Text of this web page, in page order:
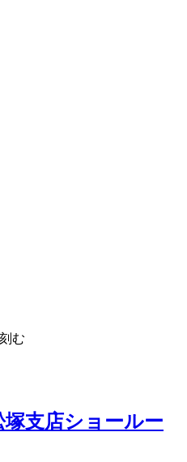
む
支店ショールー